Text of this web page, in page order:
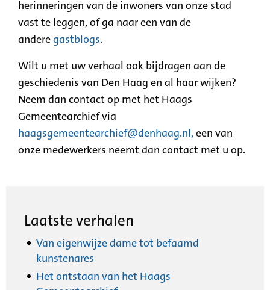
herinneringen van de inwoners van onze stad
vast te leggen, of ga naar een van de
anderegastblogs.
Wilt u met uw verhaal ook bijdragen aan de
geschiedenis van Den Haag en al haar wijken?
Neem dan contact op met het Haags
Gemeentearchief via
haagsgemeentearchief@denhaag.nl, een van
onze medewerkers neemt dan contact met u op.
Laatste verhalen
Van eigenwijze dame tot befaamd
kunstenares
Het ontstaan van het Haags